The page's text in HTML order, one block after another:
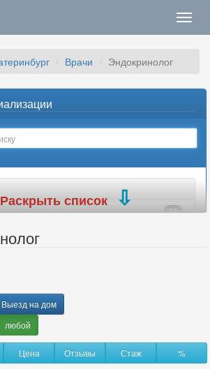
Врачи Эндокринолог
85
9
3
Раскрыть список
Выезд на дом
любой
Цена Отзывы Стаж %